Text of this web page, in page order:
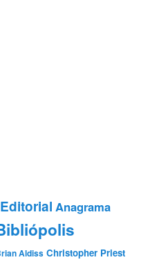
Anagrama
Aldiss Christopher Priest